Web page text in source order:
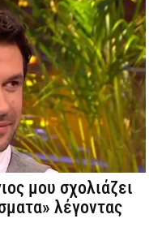
μου σχολιάζει
λέγοντας